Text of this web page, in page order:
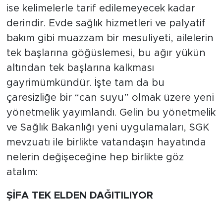
ise kelimelerle tarif edilemeyecek kadar
derindir. Evde sağlık hizmetleri ve palyatif
bakım gibi muazzam bir mesuliyeti, ailelerin
tek başlarına göğüslemesi, bu ağır yükün
altından tek başlarına kalkması
gayrimümkündür. İşte tam da bu
çaresizliğe bir “can suyu” olmak üzere yeni
yönetmelik yayımlandı. Gelin bu yönetmelik
ve Sağlık Bakanlığı yeni uygulamaları, SGK
mevzuatı ile birlikte vatandaşın hayatında
nelerin değişeceğine hep birlikte göz
atalım:
ŞİFA TEK ELDEN DAĞITILIYOR